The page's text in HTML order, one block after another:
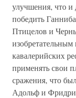
улучшения, что и
победить
Птицелов и
кавалерийских
применять свои
сражения, что
Адольф и